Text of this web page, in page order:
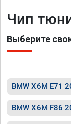
Чип
Выберите
BMW X6M E71
BMW X6M F86